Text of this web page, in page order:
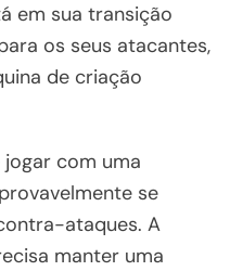
em sua transição
os seus atacantes,
de criação
jogar com uma
se
ataques. A
manter uma